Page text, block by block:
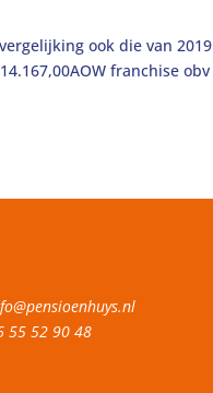
ook die van
franchise
55 52 90 48